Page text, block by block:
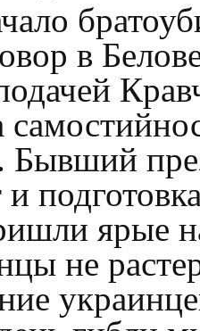
в
Бывший
и
ярые
не